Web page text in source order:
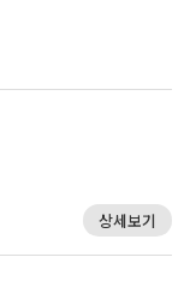
상세보기